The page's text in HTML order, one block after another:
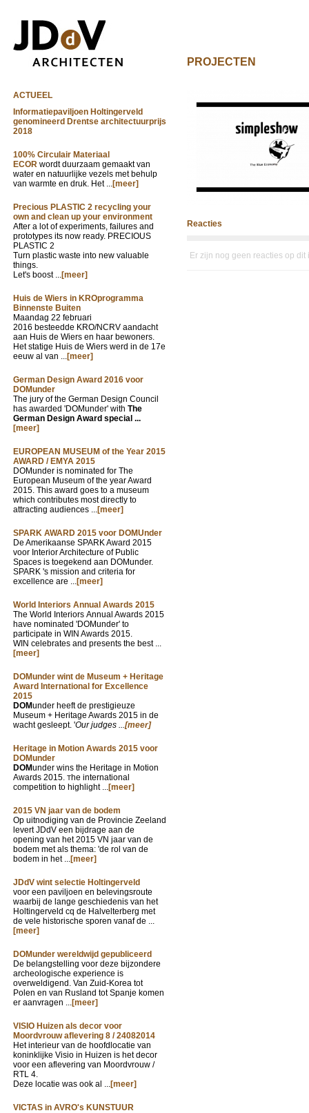
PROJECTEN
ACTUEEL
Informatiepaviljoen Holtingerveld
genomineerd Drentse architectuurprijs
2018
100% Circulair Materiaal
ECOR wordt duurzaam gemaakt van
water en natuurlijke vezels met behulp
van warmte en druk. Het ...[meer]
Precious PLASTIC 2 recycling your
own and clean up your environment
After a lot of experiments, failures and
prototypes its now ready. PRECIOUS
PLASTIC 2
Turn plastic waste into new valuable
things.
Let's boost ...[meer]
Huis de Wiers in KROprogramma
Binnenste Buiten
Maandag 22 februari
2016 besteedde KRO/NCRV aandacht
aan Huis de Wiers en haar bewoners.
Het statige Huis de Wiers werd in de 17e
eeuw al van ...[meer]
German Design Award 2016 voor
DOMunder
The jury of the German Design Council
has awarded 'DOMunder' with The
German Design Award special ...
[meer]
EUROPEAN MUSEUM of the Year 2015
AWARD / EMYA 2015
DOMunder is nominated for The
European Museum of the year Award
2015. This award goes to a museum
which contributes most directly to
attracting audiences ...[meer]
SPARK AWARD 2015 voor DOMUnder
De Amerikaanse SPARK Award 2015
voor Interior Architecture of Public
Spaces is toegekend aan DOMunder.
SPARK 's mission and criteria for
excellence are ...[meer]
World Interiors Annual Awards 2015
The World Interiors Annual Awards 2015
have nominated 'DOMunder' to
participate in WIN Awards 2015.
WIN celebrates and presents the best ...
[meer]
DOMunder wint de Museum + Heritage
Award International for Excellence
2015
DOMunder heeft de prestigieuze
Museum + Heritage Awards 2015 in de
wacht gesleept. 'Our judges ...[meer]
Heritage in Motion Awards 2015 voor
DOMunder
DOMunder wins the Heritage in Motion
Awards 2015. The international
competition to highlight ...[meer]
2015 VN jaar van de bodem
Op uitnodiging van de Provincie Zeeland
levert JDdV een bijdrage aan de
opening van het 2015 VN jaar van de
bodem met als thema: 'de rol van de
bodem in het ...[meer]
JDdV wint selectie Holtingerveld
voor een paviljoen en belevingsroute
waarbij de lange geschiedenis van het
Holtingerveld cq de Halvelterberg met
de vele historische sporen vanaf de ...
[meer]
DOMunder wereldwijd gepubliceerd
De belangstelling voor deze bijzondere
archeologische experience is
overweldigend. Van Zuid-Korea tot
Polen en van Rusland tot Spanje komen
er aanvragen ...[meer]
VISIO Huizen als decor voor
Moordvrouw aflevering 8 / 24082014
Het interieur van de hoofdlocatie van
koninklijke Visio in Huizen is het decor
voor een aflevering van Moordvrouw /
RTL 4.
Deze locatie was ook al ...[meer]
VICTAS in AVRO's KUNSTUUR
Reacties
Er zijn nog geen reacties op dit